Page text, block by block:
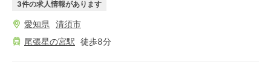
3件の求人情報があります
愛知県
清須市
尾張星の宮駅 徒歩8分